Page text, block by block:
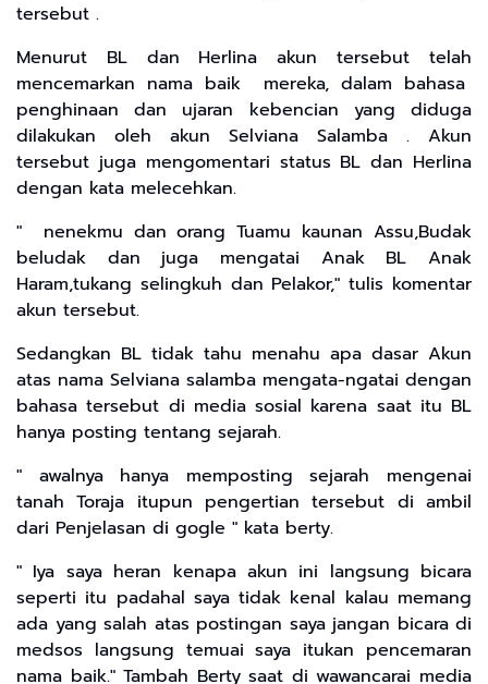
tersebut .
Menurut BL dan Herlina akun tersebut telah
mencemarkan nama baik mereka, dalam bahasa
penghinaan dan ujaran kebencian yang diduga
dilakukan oleh akun Selviana Salamba . Akun
tersebut juga mengomentari status BL dan Herlina
dengan kata melecehkan.
" nenekmu dan orang Tuamu kaunan Assu,Budak
beludak dan juga mengatai Anak BL Anak
Haram,tukang selingkuh dan Pelakor," tulis komentar
akun tersebut.
Sedangkan BL tidak tahu menahu apa dasar Akun
atas nama Selviana salamba mengata-ngatai dengan
bahasa tersebut di media sosial karena saat itu BL
hanya posting tentang sejarah.
" awalnya hanya memposting sejarah mengenai
tanah Toraja itupun pengertian tersebut di ambil
dari Penjelasan di gogle " kata berty.
" Iya saya heran kenapa akun ini langsung bicara
seperti itu padahal saya tidak kenal kalau memang
ada yang salah atas postingan saya jangan bicara di
medsos langsung temuai saya itukan pencemaran
nama baik." Tambah Berty saat di wawancarai media